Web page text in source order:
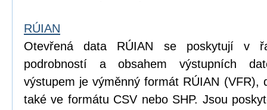
RÚIAN
Otevřená data RÚIAN se poskytují v
podrobností a obsahem výstupních
výstupem je výměnný formát RÚIAN (VFR),
také ve formátu CSV nebo SHP. Jsou